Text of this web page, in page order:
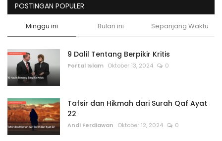
POSTINGAN POPULER
Minggu ini Bulan ini Sepanjang Waktu
9 Dalil Tentang Berpikir Kritis
Portal Islam Oktober 13, 2024 0
Tafsir dan Hikmah dari Surah Qaf Ayat
22
Andi Ferdiawan Oktober 12, 2024 0